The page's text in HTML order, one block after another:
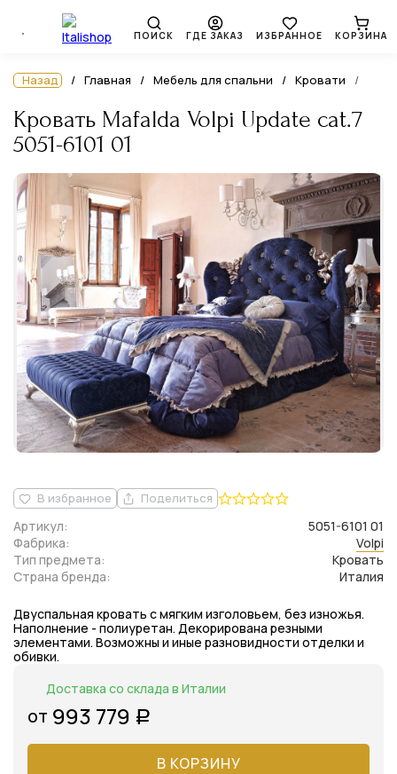
ПОИСК ГДЕ ЗАКАЗ ИЗБРАННОЕ КОРЗИНА
Назад Главная Мебель для спальни Кровати
Кровать Mafalda Volpi Update cat.7
5051-6101 01
В избранное Поделиться
Фабрика: Volpi
Артикул:
5051-6101 01
Тип предмета:
Кровать
Страна бренда:
Италия
Двуспальная кровать с мягким изголовьем, без изножья.
Наполнение - полиуретан. Декорирована резными
элементами. Возможны и иные разновидности отделки и
обивки.
Доставка со склада в Италии
от 993 779 Р
В КОРЗИНУ